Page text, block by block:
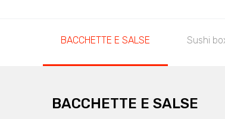
BACCHETTE E SALSE Sushi
BACCHETTE E SALSE